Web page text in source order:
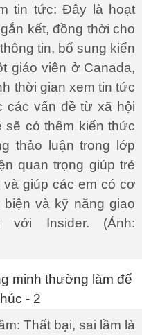
tin tức: Đây là hoạt
kết, đồng thời cho
tin, bổ sung kiến
giáo viên ở Canada,
thời gian xem tin tức
các vấn đề từ xã hội
sẽ có thêm kiến thức
thảo luận trong lớp
quan trọng giúp trẻ
giúp các em có cơ
và kỹ năng giao
với Insider. (Ảnh:
Thất bại, sai lầm là